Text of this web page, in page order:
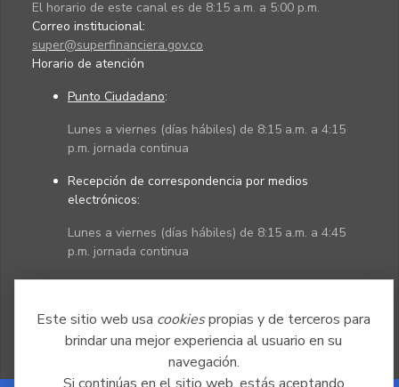
Este sitio web usa cookiespropias y de terceros para
brindar una mejor experiencia al usuario en su
navegación.
El horario de este canal es de 8:15 a.m. a 5:00 p.m.
Correo institucional:
super@superfinanciera.gov.co
Horario de atención
Punto Ciudadano:
Lunes a viernes (días hábiles) de 8:15 a.m. a 4:15
p.m. jornada continua
Recepción de correspondencia por medios
electrónicos:
Lunes a viernes (días hábiles) de 8:15 a.m. a 4:45
p.m. jornada continua